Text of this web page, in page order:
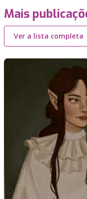
Mais
Ver a lista completa